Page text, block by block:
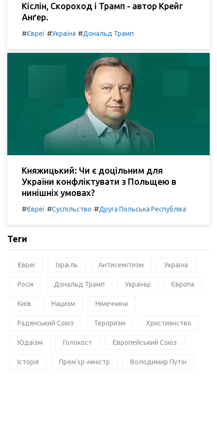
Кіслін, Скороход і Трамп - автор Крейг
Анґер.
#Євреї #Україна #Дональд Трамп
Княжицький: Чи є доцільним для
України конфліктувати з Польщею в
нинішніх умовах?
#Євреї #Суспільство #Друга Польська Республіка
Теги
Євреї Ізраїль Антисемітизм Україна
Росія Дональд Трамп Українці Європа
Київ Нацизм Німеччина
Радянський Союз Тероризм Християнство
Юдаїзм Голокост Європейський Союз
Історія Прем'єр-міністр Володимир Путін